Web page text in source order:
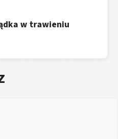
w trawieniu